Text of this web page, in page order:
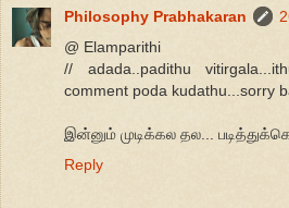
Philosophy Prabhakaran
@ Elamparithi
// adada..padithu
comment poda kudathu...sorry
இன்னும் முடிக்கல தல...
Reply